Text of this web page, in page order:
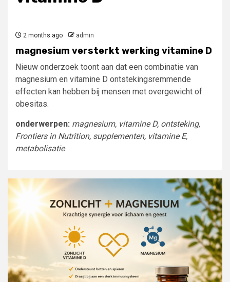
2 months ago admin
magnesium versterkt werking vitamine D
Nieuw onderzoek toont aan dat een combinatie van
magnesium en vitamine D ontstekingsremmende
effecten kan hebben bij mensen met overgewicht of
obesitas.
onderwerpen: magnesium, vitamine D, ontsteking,
Frontiers in Nutrition, supplementen, vitamine E,
metabolisatie